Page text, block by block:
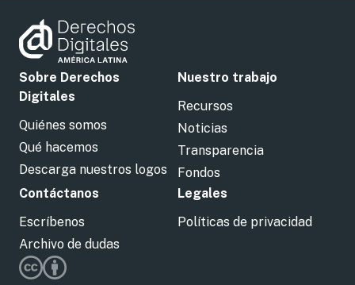
Sobre Derechos
Digitales
Quiénes somos
Qué hacemos
Descarga nuestros logos
Nuestro trabajo
Recursos
Noticias
Transparencia
Fondos
Contáctanos
Escríbenos
Archivo de dudas
Legales
Políticas de privacidad